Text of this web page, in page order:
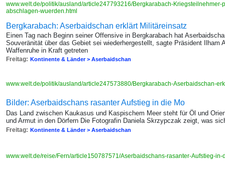
www.welt.de/politik/ausland/article247793216/Bergkarabach-
abschlagen-wuerden.html
Bergkarabach: Aserbaidschan erklärt Militäreinsatz
Einen Tag nach Beginn seiner Offensive in Bergkarabach hat
Souveränität über das Gebiet sei wiederhergestellt, sagte Präsident Ilham
Waffenruhe in Kraft getreten
Freitag: Kontinente & Länder > Aserbaidschan
www.welt.de/politik/ausland/article247573880/Bergkarabach-Aserbaidschan-
Bilder: Aserbaidschans rasanter Aufstieg in die Mo
Das Land zwischen Kaukasus und Kaspischem Meer steht für Öl und
und Armut in den Dörfern Die Fotografin Daniela Skrzypczak zeigt, was
Freitag: Kontinente & Länder > Aserbaidschan
www.welt.de/reise/Fern/article150787571/Aserbaidschans-rasanter-Aufstieg-